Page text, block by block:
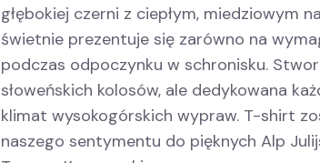
głębokiej czerni z ciepłym, miedziowym
świetnie prezentuje się zarówno na
podczas odpoczynku w schronisku.
słoweńskich kolosów, ale dedykowana
klimat wysokogórskich wypraw. T-shirt
naszego sentymentu do pięknych Alp